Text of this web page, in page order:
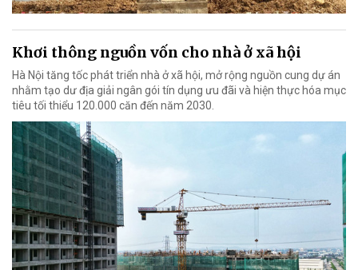
Khơi thông nguồn vốn cho nhà ở xã hội
Hà Nội tăng tốc phát triển nhà ở xã hội, mở rộng nguồn cung dự án
nhằm tạo dư địa giải ngân gói tín dụng ưu đãi và hiện thực hóa mục
tiêu tối thiểu 120.000 căn đến năm 2030.